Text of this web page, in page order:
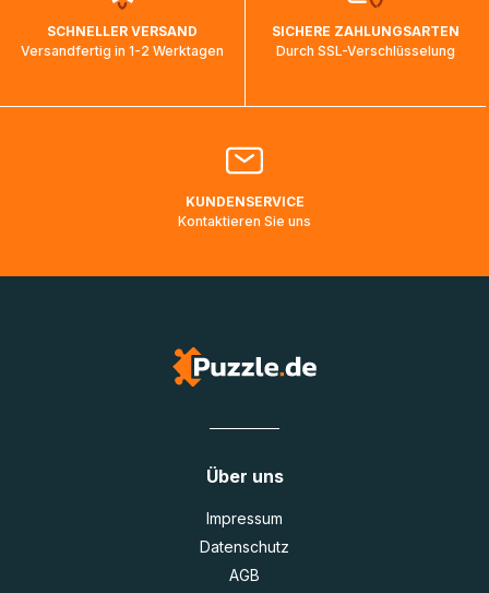
ankommen und von der dortigen Zustellorganisation weiter
bearbeitet werden.
Bitte kontaktieren Sie denKundenservicefalls Ihr Paket
Lieferadressen in Deutschland oder Europa mehrere Tage
SCHNELLER VERSAND
Versandfertig in 1-2 Werktagen
SICHERE ZAHLUNGSARTEN
Durch SSL-Verschlüsselung
KUNDENSERVICE
Kontaktieren Sie uns
Über uns
Impressum
Datenschutz
AGB